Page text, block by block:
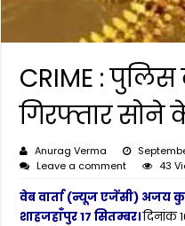
CRIME : पुलिस
गिरफ्तार
Anurag Verma
Leave a comment
43
वेब वार्ता (न्यूज एजेंसी) अजय
शाहजहाँपुर 17 सितम्बर।दिनांक